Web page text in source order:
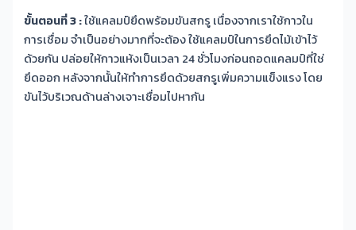
ขั้นตอนที่ 3 :ใช้แคลมป์ยึดพร้อมขันสกรู เนื่องจากเราใช้กาวใน
การเชื่อม จำเป็นอย่างมากที่จะต้อง ใช้แคลมป์ในการยึดไม้เข้าไว้
ด้วยกัน ปล่อยให้กาวแห้งเป็นเวลา 24 ชั่วโมงก่อนถอดแคลมป์ที่ใช่
ยึดออก หลังจากนั้นให้ทำการยึดด้วยสกรูเพิ่มความแข็งแรง โดย
ขันไว้บริเวณด้านล่างเจาะเชื่อมไปหากัน